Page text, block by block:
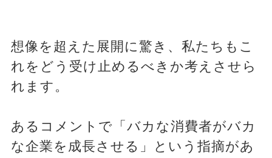
想像を超えた展開に驚き、私たちもこ
れをどう受け止めるべきか考えさせら
れます。
あるコメントで「バカな消費者がバカ
な企業を成長させる」という指摘があ